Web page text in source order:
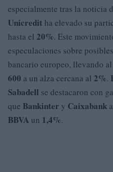
especialmente tras la noticia
Unicredit ha elevado su
hasta el 20%. Este
especulaciones sobre
bancario europeo, llevando
600 a un alza cercana al 2%.
Sabadell se destacaron con
que Bankinter y Caixabank
BBVA un 1,4%.